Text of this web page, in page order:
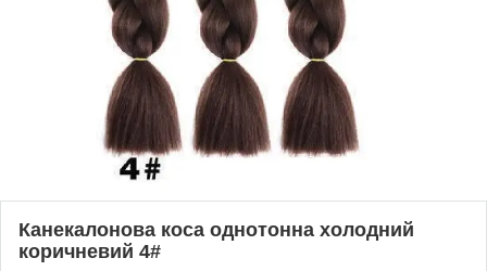
Канекалонова коса однотонна холодний
коричневий 4#